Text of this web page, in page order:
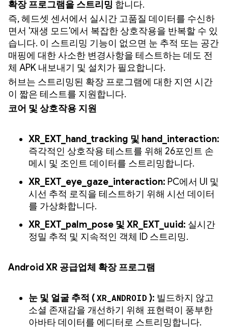
확장 프로그램을 스트리밍 합니다.
즉, 헤드셋 센서에서 실시간 고품질 데이터를 수신하
면서 '재생 모드'에서 복잡한 상호작용을 반복할 수 있
습니다. 이 스트리밍 기능이 없으면 눈 추적 또는 공간
매핑에 대한 사소한 변경사항을 테스트하는 데도 전
체 APK 내보내기 및 설치가 필요합니다.
허브는 스트리밍된 확장 프로그램에 대한 지연 시간
이 짧은 테스트를 지원합니다.
코어 및 상호작용 지원
XR_EXT_hand_tracking 및 hand_interaction:
즉각적인 상호작용 테스트를 위해 26포인트 손
메시 및 조인트 데이터를 스트리밍합니다.
XR_EXT_eye_gaze_interaction: PC에서 UI 및
시선 추적 로직을 테스트하기 위해 시선 데이터
를 가상화합니다.
XR_EXT_palm_pose 및 XR_EXT_uuid: 실시간
정밀 추적 및 지속적인 객체 ID 스트리밍.
Android XR 공급업체 확장 프로그램
눈 및 얼굴 추적 (XR_ANDROID ): 빌드하지 않고
소셜 존재감을 개선하기 위해 표현력이 풍부한
아바타 데이터를 에디터로 스트리밍합니다.